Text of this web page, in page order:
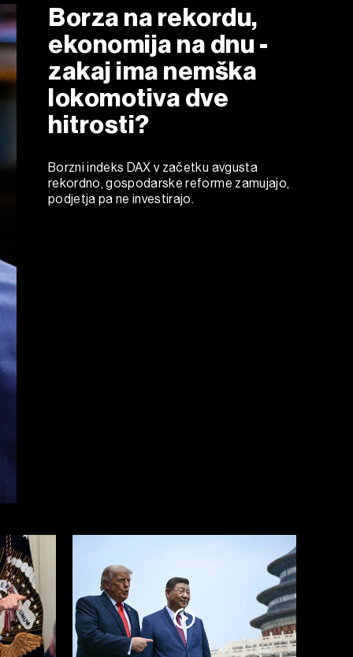
Borza na rekordu,
ekonomija na dnu -
zakaj ima nemška
lokomotiva dve
hitrosti?
Borzni indeks DAX v začetku avgusta
rekordno, gospodarske reforme zamujajo,
podjetja pa ne investirajo.